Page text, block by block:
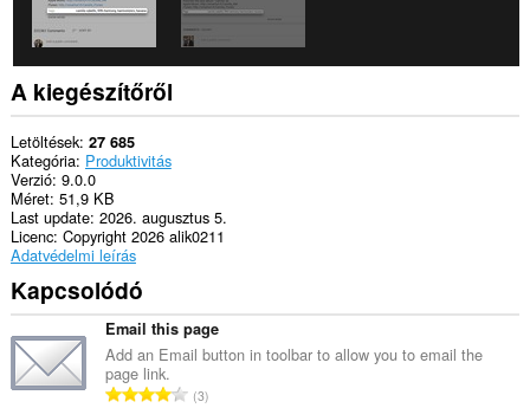
A kiegészítőről
Letöltések 27 685
Kategória Produktivitás
Verzió 9.0.0
Méret 51,9 KB
Last update 2026. augusztus 5.
Licenc Copyright 2026 alik0211
Adatvédelmi leírás
Kapcsolódó
Email this page
Add an Email button in toolbar to allow you to email the
page link.
Ö3